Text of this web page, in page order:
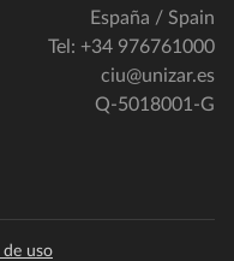
España / Spain
Tel: +34 976761000
ciu@unizar.es
Q-5018001-G
de uso